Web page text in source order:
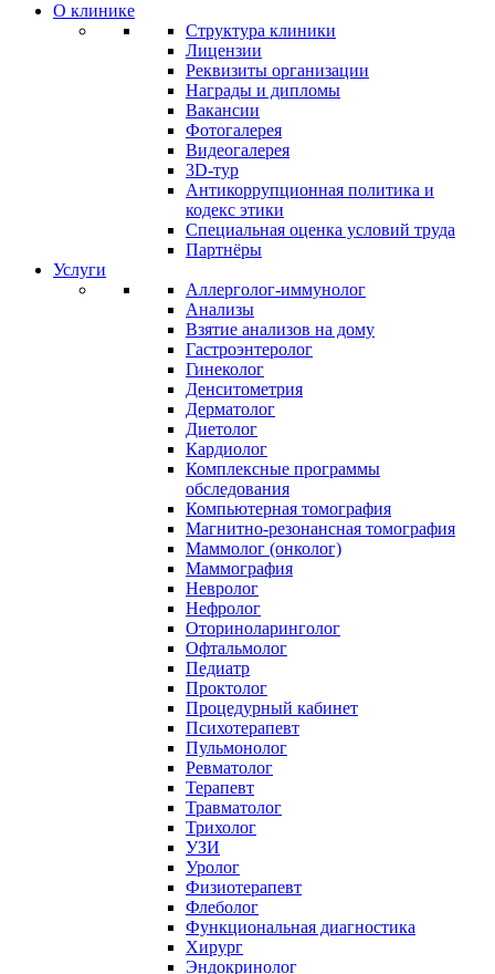
О клинике
Структура клиники
Лицензии
Реквизиты организации
Награды и дипломы
Вакансии
Фотогалерея
Видеогалерея
3D-тур
Антикоррупционная политика и
кодекс этики
Специальная оценка условий труда
Партнёры
Услуги
Аллерголог-иммунолог
Анализы
Взятие анализов на дому
Гастроэнтеролог
Гинеколог
Денситометрия
Дерматолог
Диетолог
Кардиолог
Комплексные программы
обследования
Компьютерная томография
Магнитно-резонансная томография
Маммолог (онколог)
Маммография
Невролог
Нефролог
Оториноларинголог
Офтальмолог
Педиатр
Проктолог
Процедурный кабинет
Психотерапевт
Пульмонолог
Ревматолог
Терапевт
Травматолог
Трихолог
УЗИ
Уролог
Физиотерапевт
Флеболог
Функциональная диагностика
Хирург
Эндокринолог